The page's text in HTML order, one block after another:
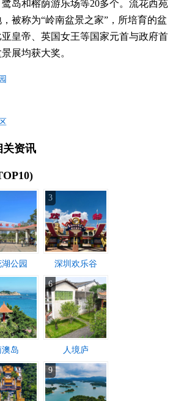
岛和榕荫游乐场等20多个。流花西苑
被称为“岭南盆景之家”，所培育的盆
皇帝、英国女王等国家元首与政府首
展均获大奖。
关资讯
公园
3
深圳欢乐谷
澳岛
6
人境庐
9